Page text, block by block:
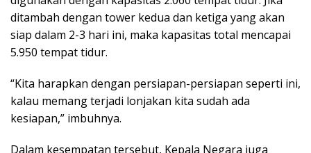
ditambah dengan tower kedua dan ketiga yang akan
siap dalam 2-3 hari ini, maka kapasitas total mencapai
5.950 tempat tidur.
“Kita harapkan dengan persiapan-persiapan seperti ini,
kalau memang terjadi lonjakan kita sudah ada
kesiapan,” imbuhnya.
Dalam kesempatan tersebut, Kepala Negara juga